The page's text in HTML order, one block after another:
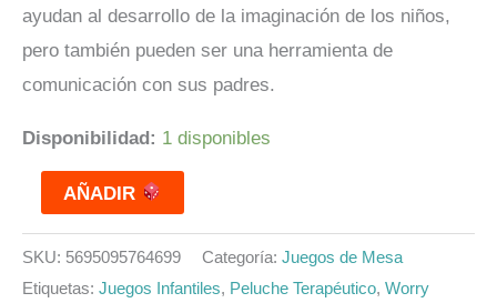
ayudan al desarrollo de la imaginación de los niños,
pero también pueden ser una herramienta de
comunicación con sus padres.
Disponibilidad: 1 disponibles
AÑADIR
SKU: 5695095764699 Categoría: Juegos de Mesa
Etiquetas: Juegos Infantiles, Peluche Terapéutico, Worry